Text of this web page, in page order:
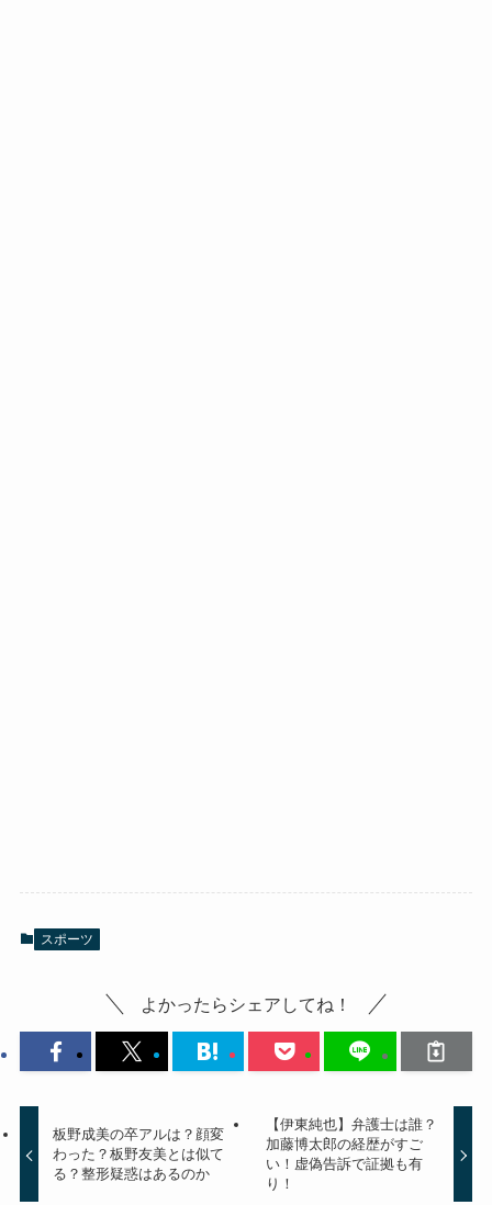
スポーツ
よかったらシェアしてね！
板野成美の卒アルは？顔変
わった？板野友美とは似て
る？整形疑惑はあるのか
【伊東純也】弁護士は誰？
加藤博太郎の経歴がすご
い！虚偽告訴で証拠も有
り！